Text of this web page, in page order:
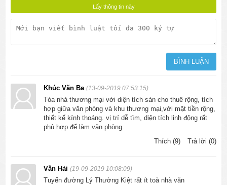
Khúc Văn Ba(13-09-2019 07:53:15)
Tòa nhà thương mại với diện tích sàn cho thuê rộng, tích
hợp giữa văn phòng và khu thương mại,với mặt tiền rộng,
thiết kế kính thoáng. vị trí dễ tìm, diện tích linh động rất
phù hợp để làm văn phòng.
Thích (9)
Trả lời (0)
Văn Hải(19-09-2019 10:08:09)
Tuyến đường Lý Thường Kiệt rất ít toà nhà văn